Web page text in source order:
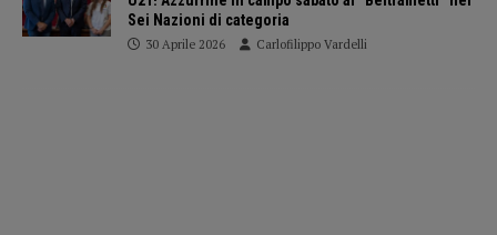
Sei Nazioni di categoria
30 Aprile 2026 Carlofilippo Vardelli